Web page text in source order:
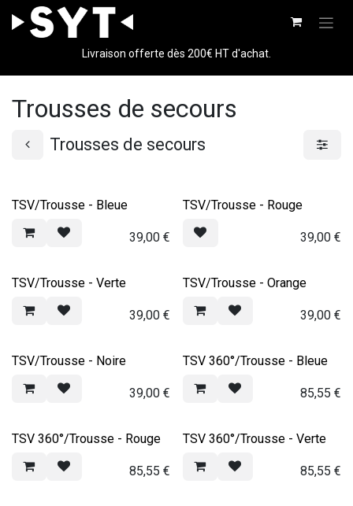
Se rendre au contenu
Livraison offerte dès 200€ HT d'achat.
Trousses de secours
Trousses de secours
TSV/Trousse - Bleue
39,00€
TSV/Trousse - Rouge
39,00€
TSV/Trousse - Verte
39,00€
TSV/Trousse - Orange
39,00€
TSV/Trousse - Noire
39,00€
TSV 360°/Trousse - Bleue
85,55 €
TSV 360°/Trousse - Rouge
85,55 €
TSV 360°/Trousse - Verte
85,55 €